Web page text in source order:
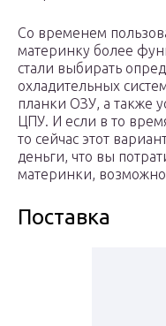
Со временем
материнку более
стали выбирать
охладительных
планки ОЗУ, а также
ЦПУ. И если в то
то сейчас этот
деньги, что вы
материнки,
Поставка